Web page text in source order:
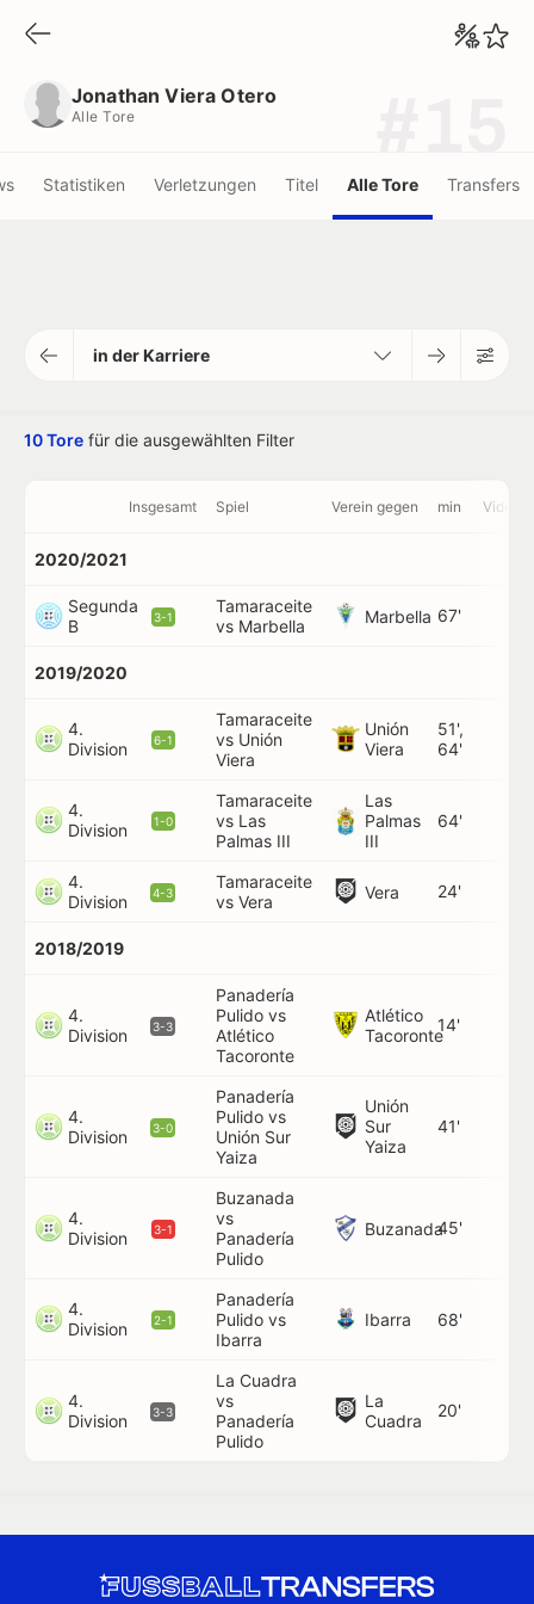
Jonathan Viera Otero
Alle Tore
Statistiken Verletzungen Titel Alle Tore Transfers
in der Karriere
10 Tore für die ausgewählten Filter
Insgesamt Spiel Verein gegen min Videos
2020/2021
Segunda
B
3-1
Tamaraceite
vs Marbella
Marbella 67'
2019/2020
4.
Division
6-1
Tamaraceite
vs Unión
Viera
Unión
Viera
51',
64'
4.
Division
1-0
Tamaraceite
vs Las
Palmas III
Las
Palmas
III
64'
4.
Division
4-3
Tamaraceite
vs Vera
Vera 24'
2018/2019
4.
Division
3-3
Panadería
Pulido vs
Atlético
Tacoronte
Atlético
Tacoronte
14'
4.
Division
3-0
Panadería
Pulido vs
Unión Sur
Yaiza
Unión
Sur
Yaiza
41'
4.
Division
3-1
Buzanada
vs
Panadería
Pulido
Buzanada45'
4.
Division
2-1
Panadería
Pulido vs
Ibarra
Ibarra 68'
4.
Division
3-3
La Cuadra
vs
Panadería
Pulido
La
Cuadra
20'